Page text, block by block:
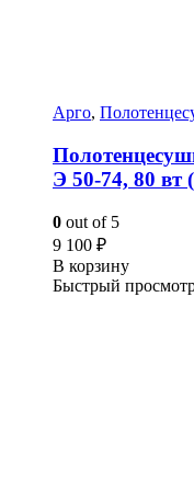
Арго,
Э 50-74, 80 вт
0 out of 5
9 100 ₽
В корзину
Быстрый